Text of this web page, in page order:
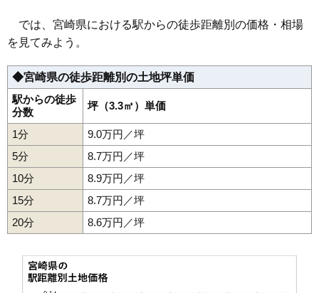
では、宮崎県における駅からの徒歩距離別の価格・相場
を見てみよう。
◆宮崎県の徒歩距離別の土地坪単価
駅からの徒歩
分数
坪（3.3㎡）単価
1分
9.0万円／坪
5分
8.7万円／坪
10分
8.9万円／坪
15分
8.7万円／坪
20分
8.6万円／坪